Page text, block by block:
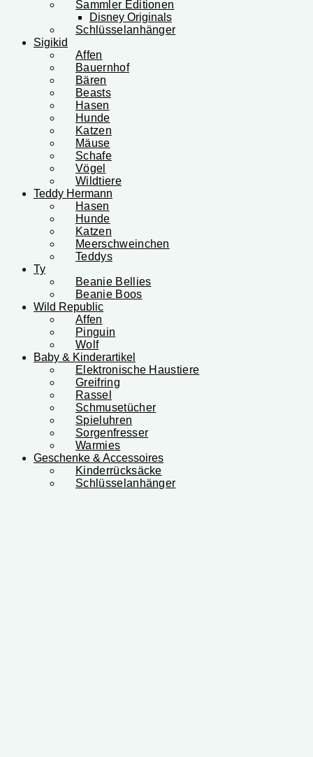
Sammler Editionen
Disney Originals
Schlüsselanhänger
Sigikid
Affen
Bauernhof
Bären
Beasts
Hasen
Hunde
Katzen
Mäuse
Schafe
Vögel
Wildtiere
Teddy Hermann
Hasen
Hunde
Katzen
Meerschweinchen
Teddys
Ty
Beanie Bellies
Beanie Boos
Wild Republic
Affen
Pinguin
Wolf
Baby & Kinderartikel
Elektronische Haustiere
Greifring
Rassel
Schmusetücher
Spieluhren
Sorgenfresser
Warmies
Geschenke & Accessoires
Kinderrücksäcke
Schlüsselanhänger